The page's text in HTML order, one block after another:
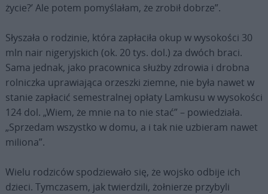
życie?’ Ale potem pomyślałam, że zrobił dobrze”.
Słyszała o rodzinie, która zapłaciła okup w wysokości 30
mln nair nigeryjskich (ok. 20 tys. dol.) za dwóch braci.
Sama jednak, jako pracownica służby zdrowia i drobna
rolniczka uprawiająca orzeszki ziemne, nie była nawet w
stanie zapłacić semestralnej opłaty Lamkusu w wysokości
124 dol. „Wiem, że mnie na to nie stać” – powiedziała.
„Sprzedam wszystko w domu, a i tak nie uzbieram nawet
miliona”.
Wielu rodziców spodziewało się, że wojsko odbije ich
dzieci. Tymczasem, jak twierdzili, żołnierze przybyli